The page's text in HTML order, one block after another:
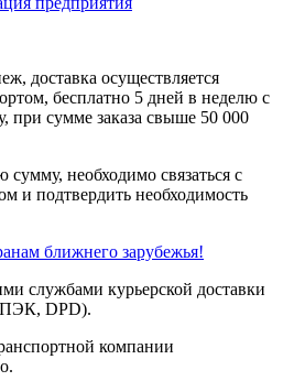
доставка осуществляется
бесплатно 5 дней в неделю с
при сумме заказа свыше 50 000
необходимо связаться с
и подтвердить необходимость
ближнего зарубежья!
службами курьерской доставки
DPD).
компании